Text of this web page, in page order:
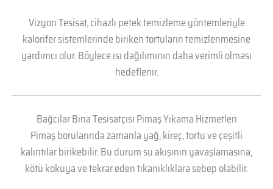
Vizyon Tesisat, cihazlı petek temizleme yöntemleriyle
kalorifer sistemlerinde biriken tortuların temizlenmesine
yardımcı olur. Böylece ısı dağılımının daha verimli olması
hedeflenir.
Bağcılar Bina Tesisatçısı Pimaş Yıkama Hizmetleri
Pimaş borularında zamanla yağ, kireç, tortu ve çeşitli
kalıntılar birikebilir. Bu durum su akışının yavaşlamasına,
kötü kokuya ve tekrar eden tıkanıklıklara sebep olabilir.